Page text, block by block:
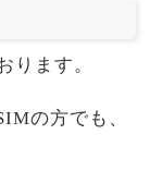
ります。
の方でも、